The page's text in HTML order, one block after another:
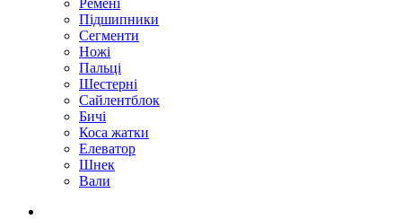
Ремені
Підшипники
Сегменти
Ножі
Пальці
Шестерні
Сайлентблок
Бичі
Коса жатки
Елеватор
Шнек
Вали